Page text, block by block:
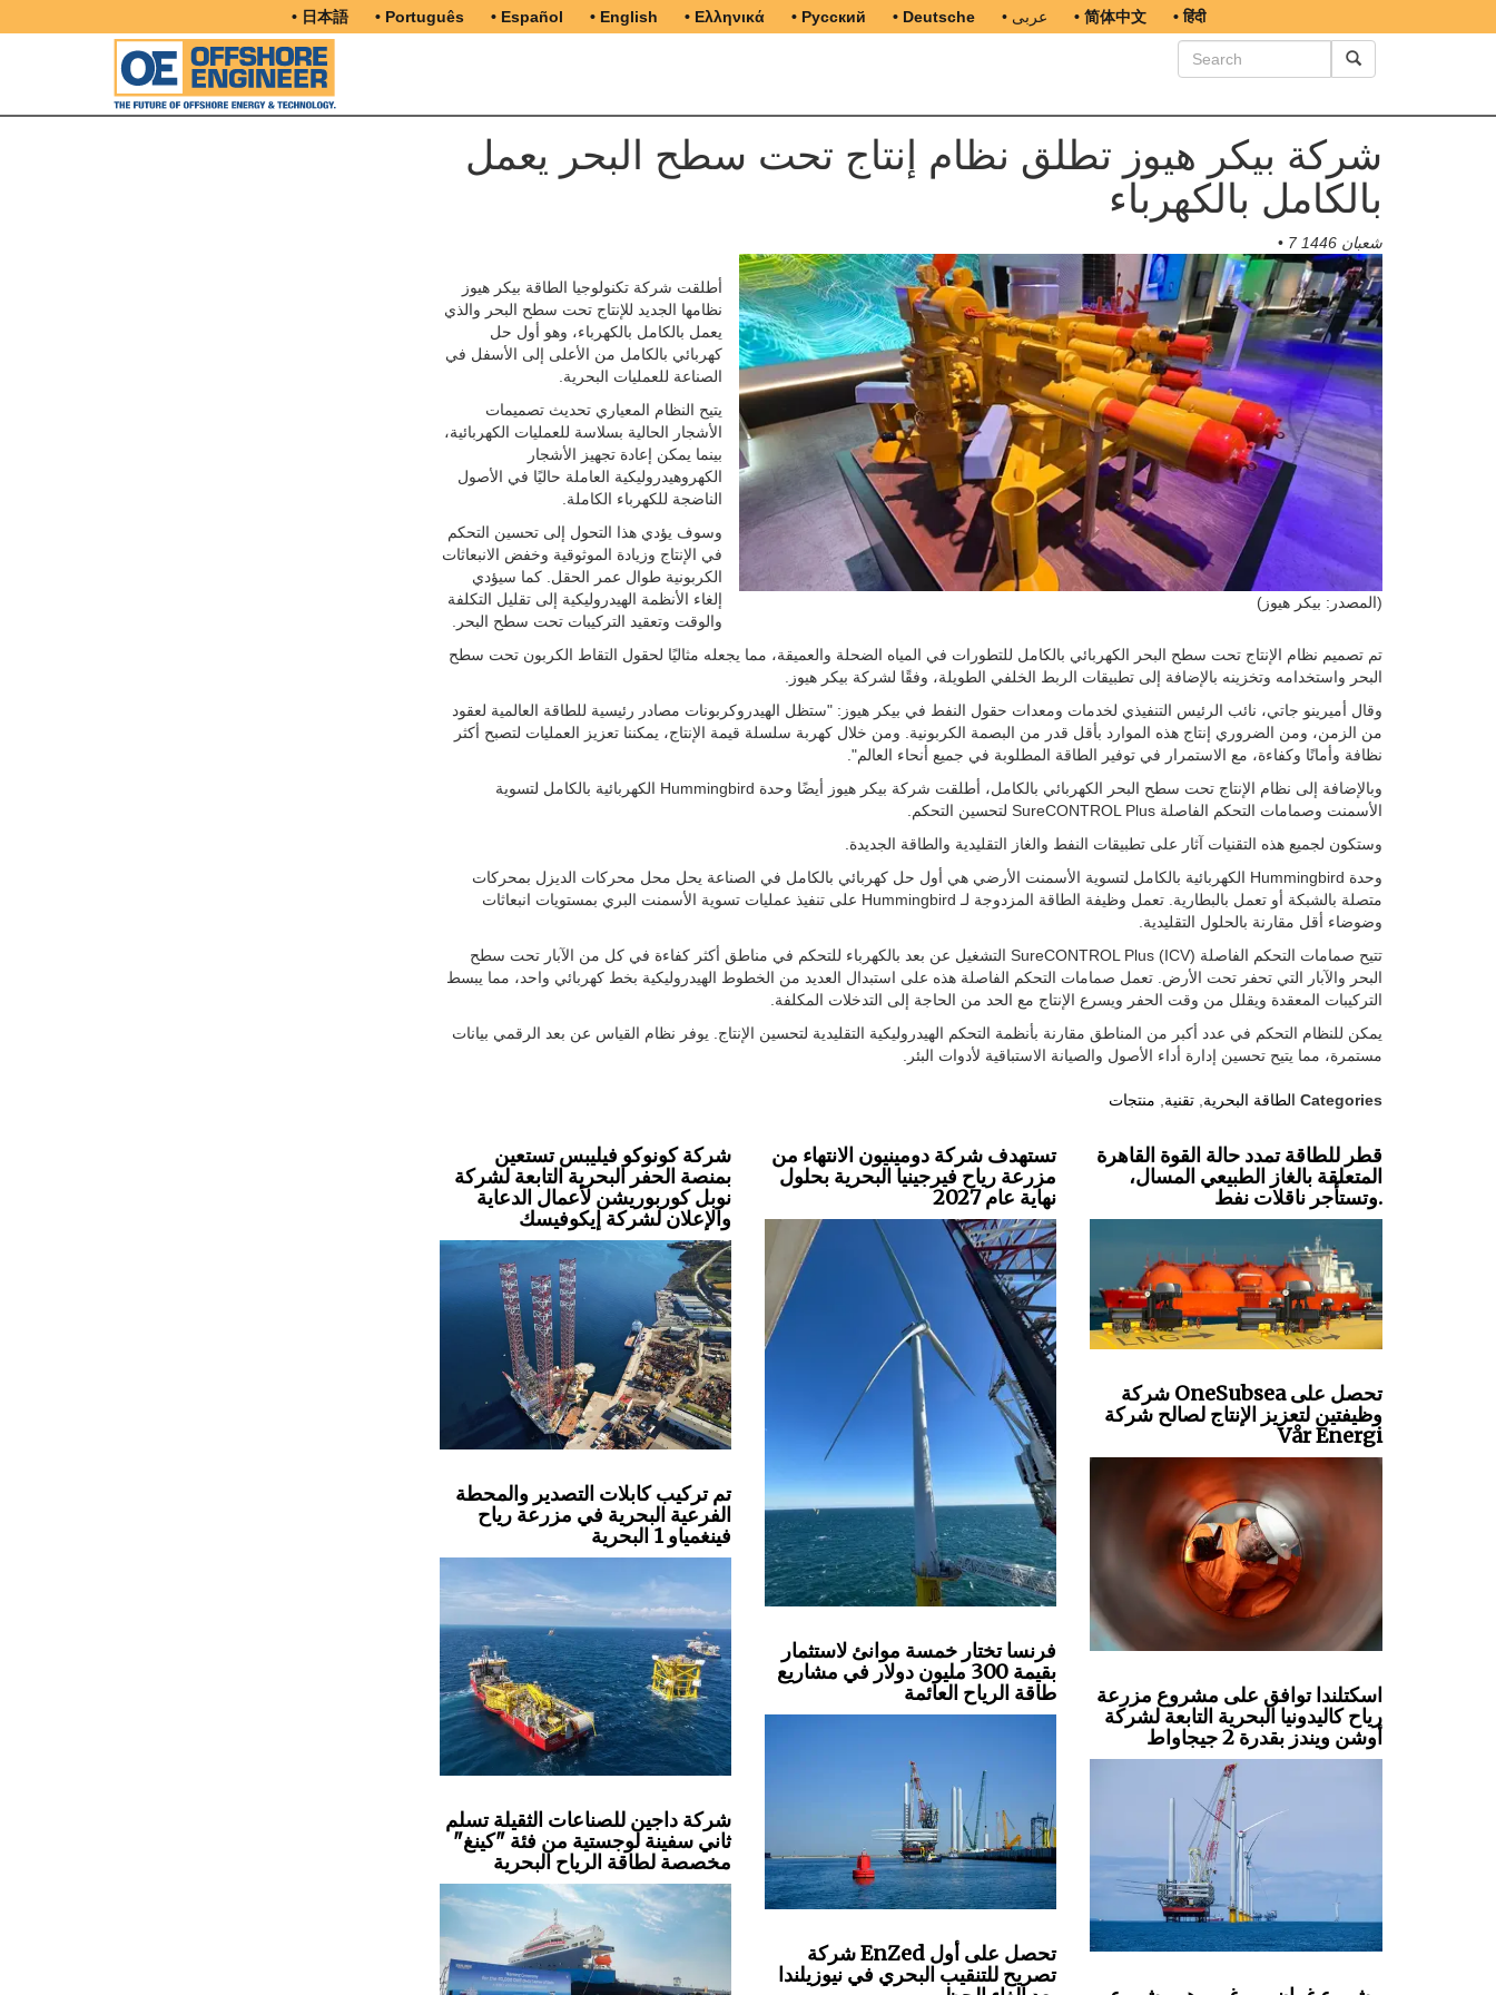
• 日本語 • Português • Español • English • Ελληνικά • Русский • Deutsche • عربى • 简体中文 • हिंदी
شركة بيكر هيوز تطلق نظام إنتاج تحت سطح البحر يعمل
بالكامل بالكهرباء
• 7 شعبان 1446
(المصدر: بيكر هيوز)
أطلقت شركة تكنولوجيا الطاقة بيكر هيوز
نظامها الجديد للإنتاج تحت سطح البحر والذي
يعمل بالكامل بالكهرباء، وهو أول حل
كهربائي بالكامل من الأعلى إلى الأسفل في
الصناعة للعمليات البحرية.
يتيح النظام المعياري تحديث تصميمات
الأشجار الحالية بسلاسة للعمليات الكهربائية،
بينما يمكن إعادة تجهيز الأشجار
الكهروهيدروليكية العاملة حاليًا في الأصول
الناضجة للكهرباء الكاملة.
وسوف يؤدي هذا التحول إلى تحسين التحكم
في الإنتاج وزيادة الموثوقية وخفض الانبعاثات
الكربونية طوال عمر الحقل. كما سيؤدي
إلغاء الأنظمة الهيدروليكية إلى تقليل التكلفة
والوقت وتعقيد التركيبات تحت سطح البحر.
تم تصميم نظام الإنتاج تحت سطح البحر الكهربائي بالكامل للتطورات في المياه الضحلة والعميقة، مما يجعله مثاليًا لحقول التقاط الكربون تحت سطح
البحر واستخدامه وتخزينه بالإضافة إلى تطبيقات الربط الخلفي الطويلة، وفقًا لشركة بيكر هيوز.
وقال أميرينو جاتي، نائب الرئيس التنفيذي لخدمات ومعدات حقول النفط في بيكر هيوز: "ستظل الهيدروكربونات مصادر رئيسية للطاقة العالمية لعقود
من الزمن، ومن الضروري إنتاج هذه الموارد بأقل قدر من البصمة الكربونية. ومن خلال كهربة سلسلة قيمة الإنتاج، يمكننا تعزيز العمليات لتصبح أكثر
نظافة وأمانًا وكفاءة، مع الاستمرار في توفير الطاقة المطلوبة في جميع أنحاء العالم".
وبالإضافة إلى نظام الإنتاج تحت سطح البحر الكهربائي بالكامل، أطلقت شركة بيكر هيوز أيضًا وحدة Hummingbird الكهربائية بالكامل لتسوية
الأسمنت وصمامات التحكم الفاصلة SureCONTROL Plus لتحسين التحكم.
وستكون لجميع هذه التقنيات آثار على تطبيقات النفط والغاز التقليدية والطاقة الجديدة.
وحدة Hummingbird الكهربائية بالكامل لتسوية الأسمنت الأرضي هي أول حل كهربائي بالكامل في الصناعة يحل محل محركات الديزل بمحركات
متصلة بالشبكة أو تعمل بالبطارية. تعمل وظيفة الطاقة المزدوجة لـ Hummingbird على تنفيذ عمليات تسوية الأسمنت البري بمستويات انبعاثات
وضوضاء أقل مقارنة بالحلول التقليدية.
تتيح صمامات التحكم الفاصلة SureCONTROL Plus (ICV) التشغيل عن بعد بالكهرباء للتحكم في مناطق أكثر كفاءة في كل من الآبار تحت سطح
البحر والآبار التي تحفر تحت الأرض. تعمل صمامات التحكم الفاصلة هذه على استبدال العديد من الخطوط الهيدروليكية بخط كهربائي واحد، مما يبسط
التركيبات المعقدة ويقلل من وقت الحفر ويسرع الإنتاج مع الحد من الحاجة إلى التدخلات المكلفة.
يمكن للنظام التحكم في عدد أكبر من المناطق مقارنة بأنظمة التحكم الهيدروليكية التقليدية لتحسين الإنتاج. يوفر نظام القياس عن بعد الرقمي بيانات
مستمرة، مما يتيح تحسين إدارة أداء الأصول والصيانة الاستباقية لأدوات البئر.
الطاقة البحرية تقنية منتجات Categories
شركة كونوكو فيليبس تستعين
بمنصة الحفر البحرية التابعة لشركة
نوبل كوربوريشن لأعمال الدعاية
والإعلان لشركة إيكوفيسك
تم تركيب كابلات التصدير والمحطة
الفرعية البحرية في مزرعة رياح
فينغمياو 1 البحرية
شركة داجين للصناعات الثقيلة تسلم
ثاني سفينة لوجستية من فئة "كينغ"
مخصصة لطاقة الرياح البحرية
تستهدف شركة دومينيون الانتهاء من
مزرعة رياح فيرجينيا البحرية بحلول
نهاية عام 2027
فرنسا تختار خمسة موانئ لاستثمار
بقيمة 300 مليون دولار في مشاريع
طاقة الرياح العائمة
شركة EnZed تحصل على أول
تصريح للتنقيب البحري في نيوزيلندا
قطر للطاقة تمدد حالة القوة القاهرة
المتعلقة بالغاز الطبيعي المسال،
وتستأجر ناقلات نفط.
شركة OneSubsea تحصل على
وظيفتين لتعزيز الإنتاج لصالح شركة
Vår Energi
اسكتلندا توافق على مشروع مزرعة
رياح كاليدونيا البحرية التابعة لشركة
أوشن ويندز بقدرة 2 جيجاواط